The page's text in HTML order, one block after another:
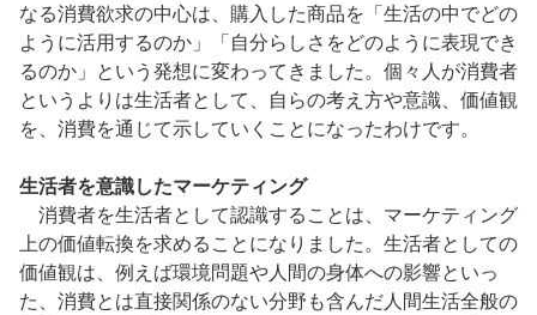
なる消費欲求の中心は、購入した商品を「生活の中でどの
ように活用するのか」「自分らしさをどのように表現でき
るのか」という発想に変わってきました。個々人が消費者
というよりは生活者として、自らの考え方や意識、価値観
を、消費を通じて示していくことになったわけです。
生活者を意識したマーケティング
消費者を生活者として認識することは、マーケティング
上の価値転換を求めることになりました。生活者としての
価値観は、例えば環境問題や人間の身体への影響といっ
た、消費とは直接関係のない分野も含んだ人間生活全般の